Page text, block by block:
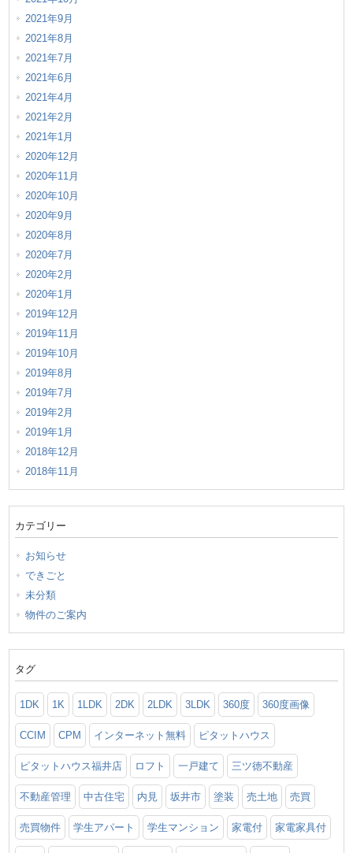
2021年9月
2021年8月
2021年7月
2021年6月
2021年4月
2021年2月
2021年1月
2020年12月
2020年11月
2020年10月
2020年9月
2020年8月
2020年7月
2020年2月
2020年1月
2019年12月
2019年11月
2019年10月
2019年8月
2019年7月
2019年2月
2019年1月
2018年12月
2018年11月
カテゴリー
お知らせ
できごと
未分類
物件のご案内
タグ
1DK 1K 1LDK 2DK 2LDK 3LDK 360度 360度画像
CCIM CPM インターネット無料 ピタットハウス
ピタットハウス福井店 ロフト 一戸建て 三ツ徳不動産
不動産管理 中古住宅 内見 坂井市 塗装 売土地 売買
売買物件 学生アパート 学生マンション 家電付 家電家具付